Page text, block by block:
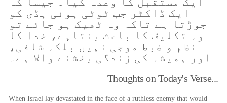
ایک ڈاکٹر جب ٹوٹی ہوئی ہڈی کو
جوڑتا ہے تاکہ وہ ٹھیک ہو جائے تو
وہ تکلیف کا باعث بنتاہے، خدا کا
نظم و ضبط موجی نہیں بلکہ شافی،
اور ہمیشہ کی زندگی بخشنے والا ہے۔
Thoughts on Today's Verse...
When Israel lay devastated in the face of a ruthless enemy that would